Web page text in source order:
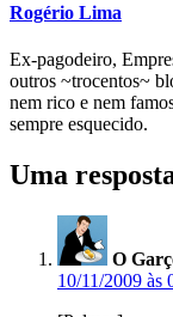
Rogério Lima
Ex-pagodeiro,
outros ~trocentos~
nem rico e nem
sempre esquecido.
Uma
O
10/11/2009 às